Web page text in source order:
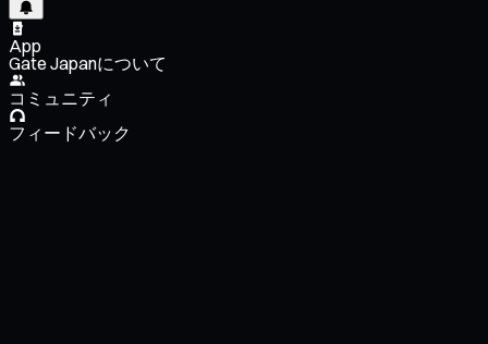
App
Gate Japanについて
コミュニティ
フィードバック